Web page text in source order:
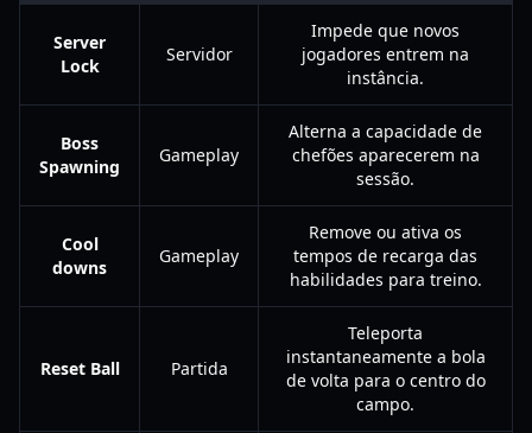
Server
Lock
Servidor
Impede que novos
jogadores entrem na
instância.
Boss
Spawning
Gameplay
Alterna a capacidade de
chefões aparecerem na
sessão.
Cool
downs
Gameplay
Remove ou ativa os
tempos de recarga das
habilidades para treino.
Reset Ball Partida
Teleporta
instantaneamente a bola
de volta para o centro do
campo.